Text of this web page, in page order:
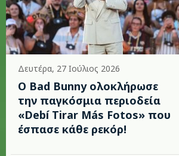
Δευτέρα, 27 Ιούλιος 2026
Ο Bad Bunny ολοκλήρωσε
την παγκόσμια περιοδεία
«Debí Tirar Más Fotos» που
έσπασε κάθε ρεκόρ!